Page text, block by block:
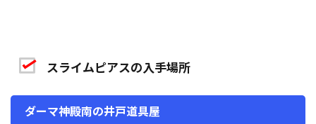
スライムピアスの入手場所
ダーマ神殿南の井戸道具屋